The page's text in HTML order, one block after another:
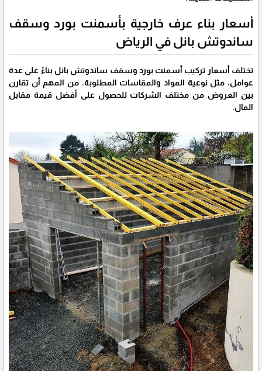
أسعار بناء عرف خارجية بأسمنت بورد وسقف
ساندوتش بانل في الرياض
تختلف أسعار تركيب أسمنت بورد وسقف ساندوتش بانل بناءً على عدة
عوامل، مثل نوعية المواد والمقاسات المطلوبة. من المهم أن تقارن
بين العروض من مختلف الشركات للحصول على أفضل قيمة مقابل
المال.